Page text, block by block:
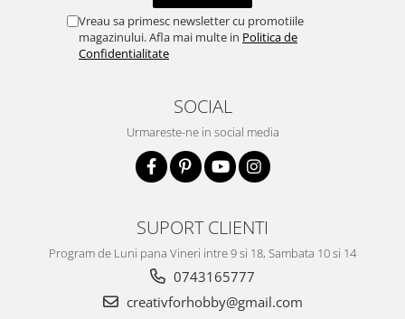
Vreau sa primesc newsletter cu promotiile
magazinului. Afla mai multe in Politica de
Confidentialitate
SOCIAL
Urmareste-ne in social media
SUPORT CLIENTI
Program de Luni pana Vineri intre 9 si 18, Sambata 10 si 14
0743165777
creativforhobby@gmail.com